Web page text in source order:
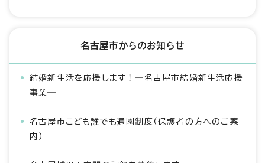
名古屋市からのお知らせ
結婚新生活を応援します！―名古屋市結婚新生活応援
事業―
名古屋市こども誰でも通園制度（保護者の方へのご案
内）